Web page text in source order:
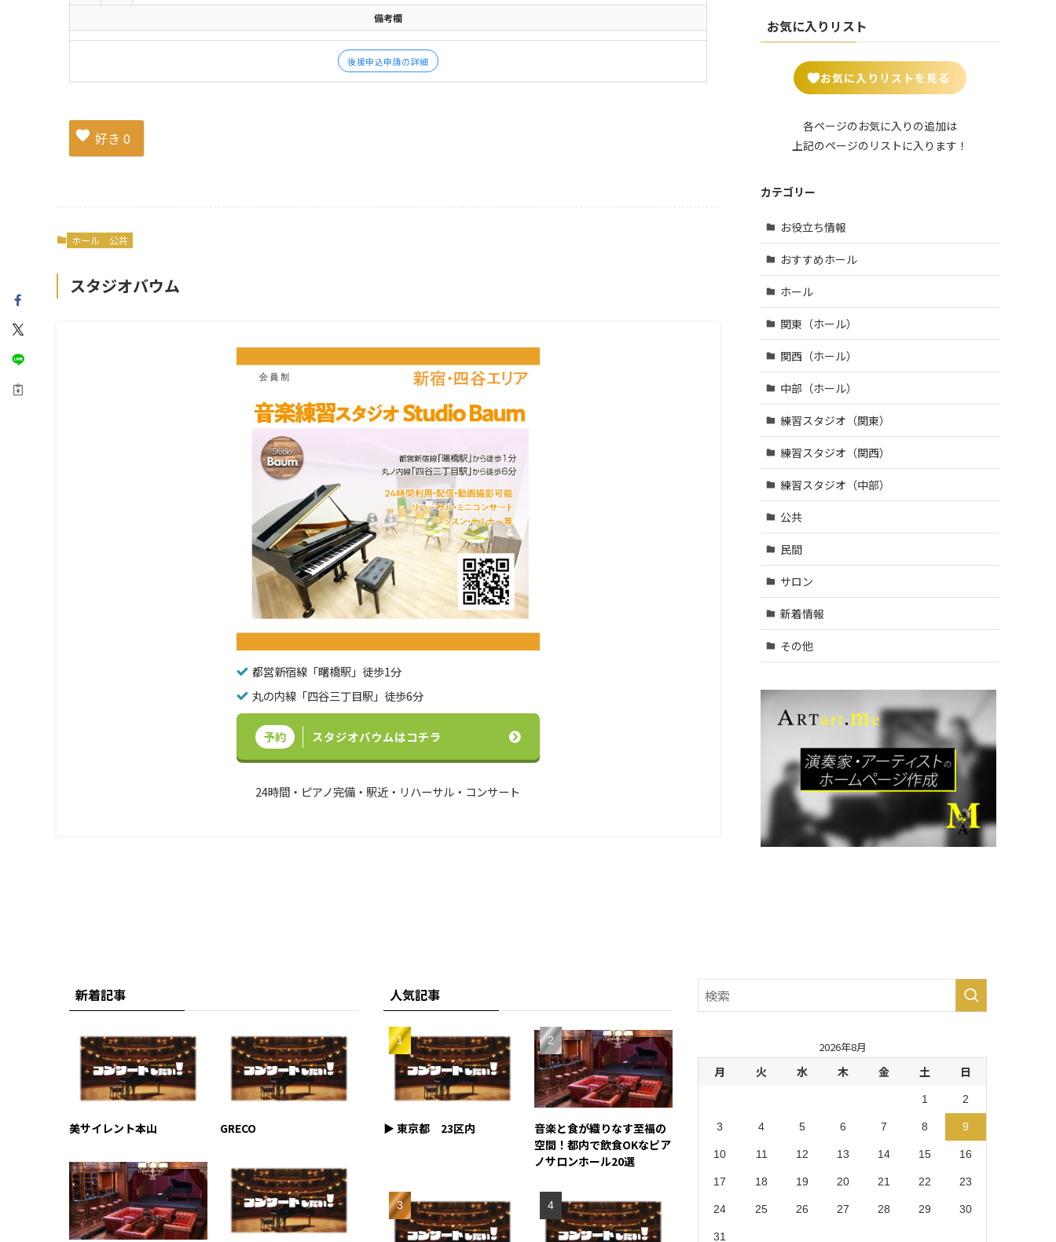
備考欄
後援申込申請の詳細
好き 0
ホール 公共
スタジオバウム
都営新宿線「曙橋駅」徒歩1分
丸の内線「四谷三丁目駅」徒歩6分
予約 スタジオバウムはコチラ
24時間・ピアノ完備・駅近・リハーサル・コンサート
区・台
東区・
区・荒
川区 (2
| … 葛飾
区・墨
区・江
区 (39)
| … 八王
子市・
武蔵野
市・三
鷹市・
日野
市・西
東京
市 (16)
| … 府中
市・調
布市・
狛江
市 (13)
| … 小金
井市・
市・東
村山
市・武
市・東
市 (9)
| … 立川
市・国
市・国
多摩
田市 (1
1)
| … 稲城
市・清
瀬市・
久留米
郡・北
足立
| … さい
たま
| … 川口
市・越
市 (14)
市・草
戸田
市・蕨
市 (6)
| … 三郷
市・所
沢市・
市 (10)
| … 朝霞
市・上
尾市・
志木
市 (6)
我孫子
市 (19)
| … 四街
道市・
君津
ケ浦
市・鎌
市・西
0)
和田
市・守
口市 (5)
| … 門真
原市・
和泉市
・箕面
| … 羽曳
柏原
市・富
田林
市・泉
市・河
市 (3)
城陽
市・京
市・木
津川
| … 長岡
京市・
亀岡
鶴市 (4)
| … 葛城
市・平
群町・
王寺
町・大
市 (6)
| … 御所
宇陀
お気に入りリスト
お気に入りリストを見る
各ページのお気に入りの追加は
上記のページのリストに入ります！
カテゴリー
お役立ち情報
おすすめホール
ホール
関東（ホール）
関西（ホール）
中部（ホール）
練習スタジオ（関東）
練習スタジオ（関西）
練習スタジオ（中部）
公共
民間
サロン
新着情報
その他
新着記事
美サイレント本山 GRECO
人気記事
▶︎ 東京都 23区内
音楽と食が織りなす至福の
空間！都内で飲食OKなピア
ノサロンホール20選
2026年8月
月 火 水 木 金 土 日
1 2
3 4 5 6 7 8 9
10 11 12 13 14 15 16
17 18 19 20 21 22 23
24 25 26 27 28 29 30
31